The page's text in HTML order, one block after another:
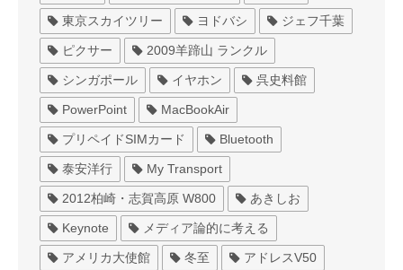
東京スカイツリー ヨドバシ ジェフ千葉
ピクサー 2009羊蹄山 ランクル
シンガポール イヤホン 呉史料館
PowerPoint MacBookAir
プリペイドSIMカード Bluetooth
泰安洋行 My Transport
2012柏崎・志賀高原 W800 あきしお
Keynote メディア論的に考える
アメリカ大使館 冬至 アドレスV50